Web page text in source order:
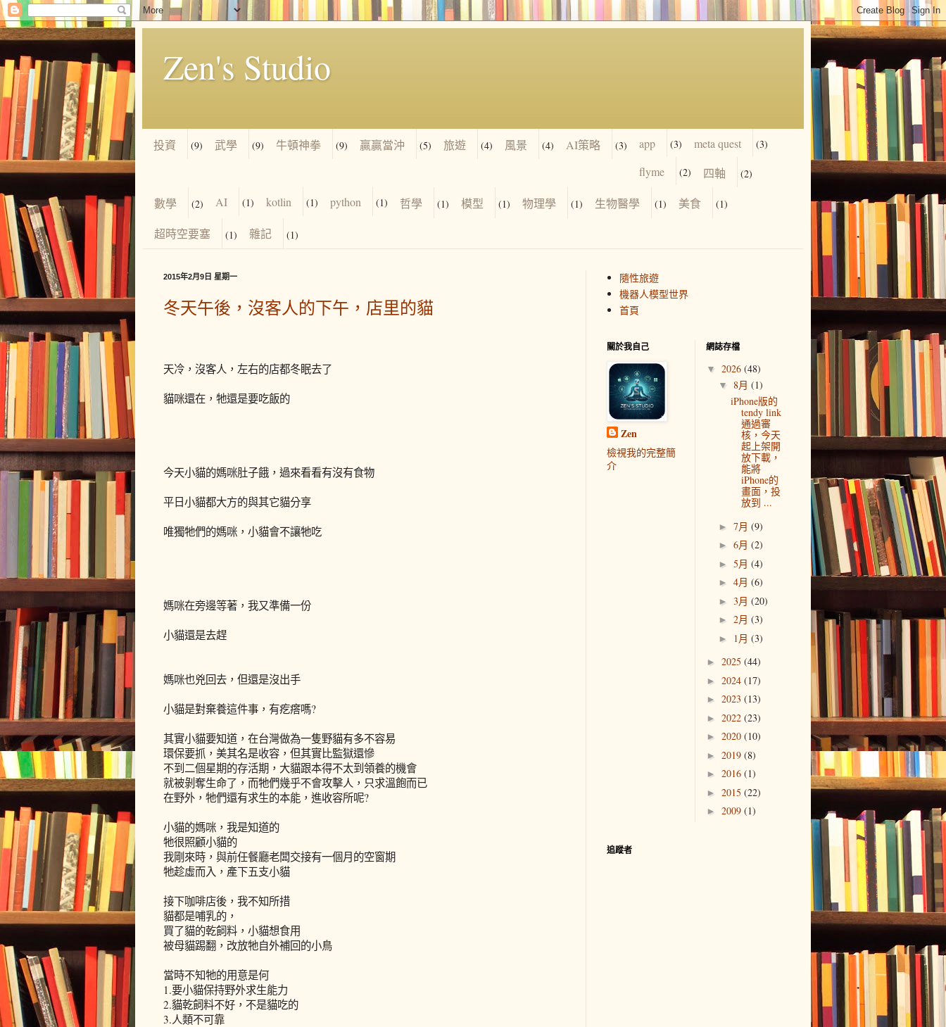
Zen's Studio
投資 (9) 武學 (9) 牛頓神拳 (9) 贏贏當沖 (5) 旅遊 (4) 風景 (4) AI策略 (3) app (3) meta quest (3)
flyme (2) 四軸 (2)
數學 (2) AI (1) kotlin (1) python (1) 哲學 (1) 模型 (1) 物理學 (1) 生物醫學 (1) 美食 (1)
超時空要塞 (1) 雜記 (1)
2015年2月9日 星期一
冬天午後，沒客人的下午，店里的貓
天冷，沒客人，左右的店都冬眠去了
貓咪還在，牠還是要吃飯的
今天小貓的媽咪肚子餓，過來看看有沒有食物
平日小貓都大方的與其它貓分享
唯獨牠們的媽咪，小貓會不讓牠吃
媽咪在旁邊等著，我又準備一份
小貓還是去趕
媽咪也兇回去，但還是沒出手
小貓是對棄養這件事，有疙瘩嗎?
其實小貓要知道，在台灣做為一隻野貓有多不容易
環保要抓，美其名是收容，但其實比監獄還慘
不到二個星期的存活期，大貓跟本得不太到領養的機會
就被剝奪生命了，而牠們幾乎不會攻擊人，只求溫飽而已
在野外，牠們還有求生的本能，進收容所呢?
小貓的媽咪，我是知道的
牠很照顧小貓的
我剛來時，與前任餐廳老闆交接有一個月的空窗期
牠趁虛而入，產下五支小貓
接下咖啡店後，我不知所措
貓都是哺乳的，
買了貓的乾飼料，小貓想食用
被母貓踢翻，改放牠自外補回的小鳥
當時不知牠的用意是何
1.要小貓保持野外求生能力
2.貓乾飼料不好，不是貓吃的
3.人類不可靠
隨性旅遊
機器人模型世界
首頁
關於我自己
Zen
檢視我的完整簡
介
網誌存檔
▼ 2026 (48)
▼ 8月 (1)
iPhone版的
tendy link
通過審
核，今天
起上架開
放下載，
能將
iPhone的
畫面，投
放到 ...
► 7月 (9)
► 6月 (2)
► 5月 (4)
► 4月 (6)
► 3月 (20)
► 2月 (3)
► 1月 (3)
► 2025 (44)
► 2024 (17)
► 2023 (13)
► 2022 (23)
► 2020 (10)
► 2019 (8)
► 2016 (1)
► 2015 (22)
► 2009 (1)
追蹤者